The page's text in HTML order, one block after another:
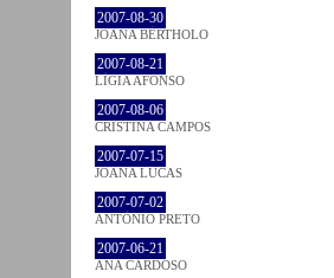
2007-08-30
JOANA BÉRTHOLO
2007-08-21
LÍGIA AFONSO
2007-08-06
CRISTINA CAMPOS
2007-07-15
JOANA LUCAS
2007-07-02
ANTÓNIO PRETO
2007-06-21
ANA CARDOSO